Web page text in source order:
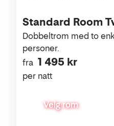
Standard Room
fra 1 495 kr
per natt
Dobbeltrom med to
personer.
Velg rom